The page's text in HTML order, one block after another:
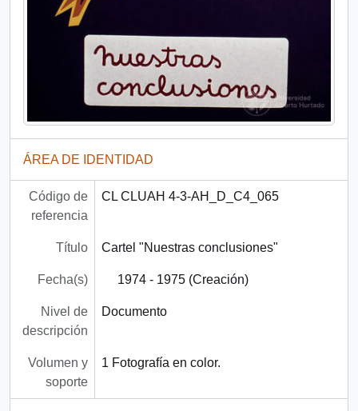
ÁREA DE IDENTIDAD
Código de
referencia
CL CLUAH 4-3-AH_D_C4_065
Título Cartel "Nuestras conclusiones"
Fecha(s) 1974 - 1975 (Creación)
Nivel de
descripción
Documento
Volumen y
soporte
1 Fotografía en color.